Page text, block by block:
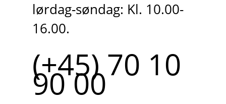
lørdag-søndag: Kl. 10.00-
16.00.
(+45) 70 10
90 00